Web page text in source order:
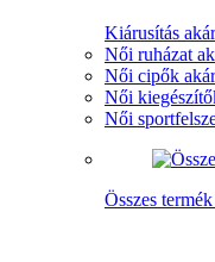
Kiárusítás
Női ruházat
Női cipők
Női
Női
Összes